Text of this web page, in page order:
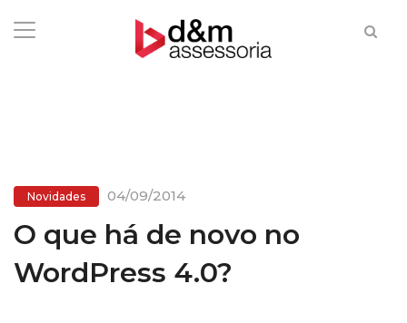
Novidades 04/09/2014
O que há de novo no
WordPress 4.0?